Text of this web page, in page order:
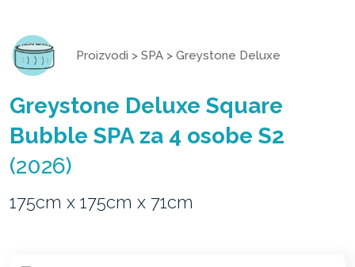
Proizvodi > SPA > Greystone Deluxe
Greystone Deluxe Square
Bubble SPA za 4 osobe S2
(2026)
175cm x 175cm x 71cm